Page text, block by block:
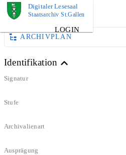
Digitaler Lesesaal
Staatsarchiv St.Gallen
LOGIN
DOKUMENT
ARCHIVPLAN
Identifikation
Signatur
Stufe
Archivalienart
Ausprägung